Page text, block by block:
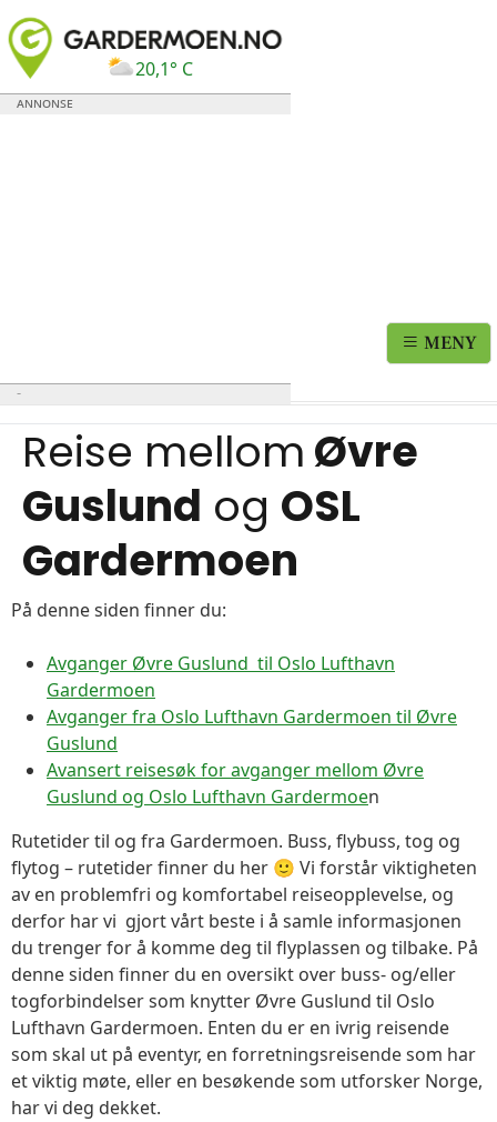
20,1° C
MENY
Reise mellom Øvre
Guslund og OSL
Gardermoen
På denne siden finner du:
Avganger Øvre Guslund til Oslo Lufthavn
Gardermoen
Avganger fra Oslo Lufthavn Gardermoen til Øvre
Guslund
Avansert reisesøk for avganger mellom Øvre
Guslund og Oslo Lufthavn Gardermoen
Rutetider til og fra Gardermoen. Buss, flybuss, tog og
flytog – rutetider finner du her 🙂 Vi forstår viktigheten
av en problemfri og komfortabel reiseopplevelse, og
derfor har vi gjort vårt beste i å samle informasjonen
du trenger for å komme deg til flyplassen og tilbake. På
denne siden finner du en oversikt over buss- og/eller
togforbindelser som knytter Øvre Guslund til Oslo
Lufthavn Gardermoen. Enten du er en ivrig reisende
som skal ut på eventyr, en forretningsreisende som har
et viktig møte, eller en besøkende som utforsker Norge,
har vi deg dekket.